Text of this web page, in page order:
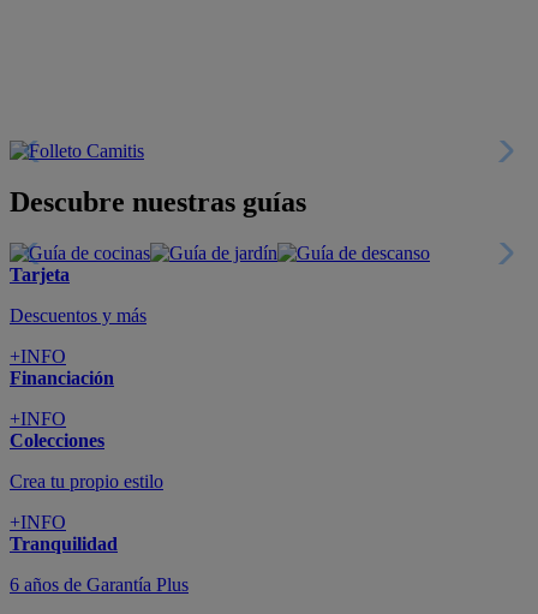
Descubre nuestras guías
Tarjeta
Descuentos y más
+INFO
Financiación
+INFO
Colecciones
Crea tu propio estilo
+INFO
Tranquilidad
6 años de Garantía Plus